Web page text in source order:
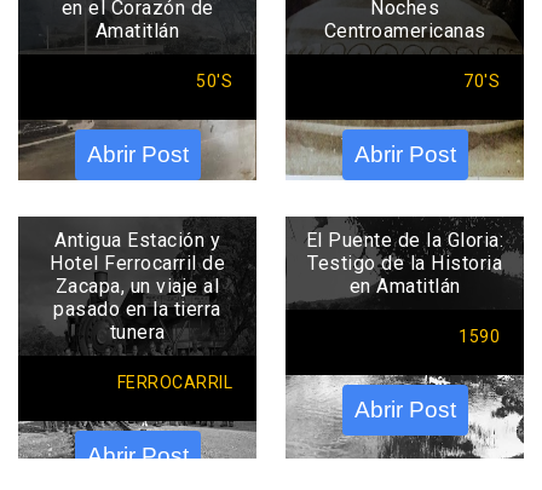
en el Corazón de
Amatitlán
50'S
Abrir Post
Noches
Centroamericanas
70'S
Abrir Post
Antigua Estación y
Hotel Ferrocarril de
Zacapa, un viaje al
pasado en la tierra
tunera
FERROCARRIL
Abrir Post
El Puente de la Gloria:
Testigo de la Historia
en Amatitlán
1590
Abrir Post